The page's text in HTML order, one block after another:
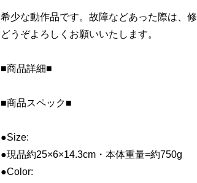
希少な動作品です。故障などあった際は、
どうぞよろしくお願いいたします。
■商品詳細■
■商品スペック■
●Size:
●現品約25×6×14.3cm・本体重量=約750g
●Color: